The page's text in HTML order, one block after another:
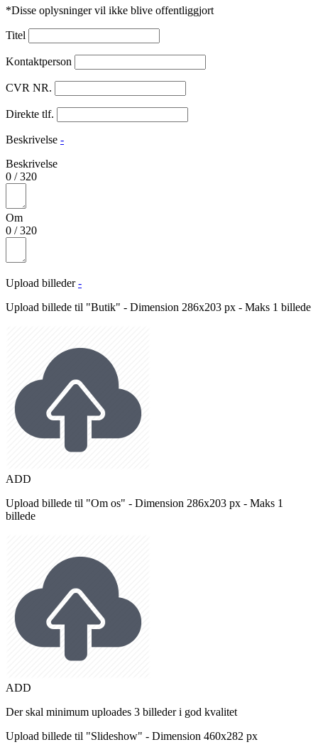
*Disse oplysninger vil ikke blive offentliggjort
Titel
Kontaktperson
CVR NR.
Direkte tlf.
Beskrivelse -
Beskrivelse
0 /320
Om
0 /320
Upload billeder -
Upload billede til "Butik" - Dimension 286x203 px - Maks 1 billede
ADD
Upload billede til "Om os" - Dimension 286x203 px - Maks 1
billede
ADD
Der skal minimum uploades 3 billeder i god kvalitet
Upload billede til "Slideshow" - Dimension 460x282 px